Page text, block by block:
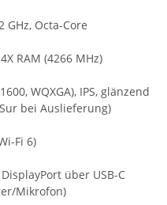
GHz, Octa-Core
RAM (4266 MHz)
WQXGA), IPS, glänzend
bei Auslieferung)
Fi 6)
über USB-C
Mikrofon)